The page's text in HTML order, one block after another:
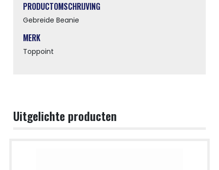
PRODUCTOMSCHRIJVING
Gebreide Beanie
MERK
Toppoint
Uitgelichte producten